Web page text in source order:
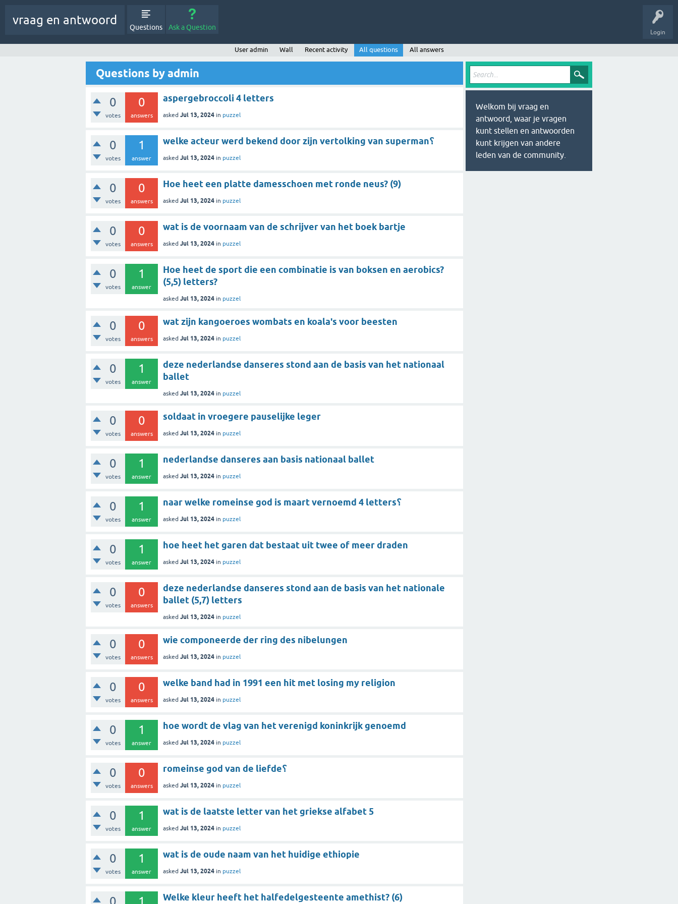
Login
vraag en antwoord
Questions Ask a Question
User admin Wall Recent activity All questions All answers
Questions by admin
0
votes
0
answers
aspergebroccoli 4 letters
asked Jul 13, 2024 in puzzel
0
votes
1
answer
welke acteur werd bekend door zijn vertolking van superman؟
asked Jul 13, 2024 in puzzel
0
votes
0
answers
Hoe heet een platte damesschoen met ronde neus? (9)
asked Jul 13, 2024 in puzzel
0
votes
0
answers
wat is de voornaam van de schrijver van het boek bartje
asked Jul 13, 2024 in puzzel
0
votes
1
answer
Hoe heet de sport die een combinatie is van boksen en aerobics?
(5,5) letters?
asked Jul 13, 2024 in puzzel
0
votes
0
answers
wat zijn kangoeroes wombats en koala's voor beesten
asked Jul 13, 2024 in puzzel
0
votes
1
answer
deze nederlandse danseres stond aan de basis van het nationaal
ballet
asked Jul 13, 2024 in puzzel
0
votes
0
answers
soldaat in vroegere pauselijke leger
asked Jul 13, 2024 in puzzel
0
votes
1
answer
nederlandse danseres aan basis nationaal ballet
asked Jul 13, 2024 in puzzel
0
votes
1
answer
naar welke romeinse god is maart vernoemd 4 letters؟
asked Jul 13, 2024 in puzzel
0
votes
1
answer
hoe heet het garen dat bestaat uit twee of meer draden
asked Jul 13, 2024 in puzzel
0
votes
0
answers
deze nederlandse danseres stond aan de basis van het nationale
ballet (5,7) letters
asked Jul 13, 2024 in puzzel
0
votes
0
answers
wie componeerde der ring des nibelungen
asked Jul 13, 2024 in puzzel
0
votes
0
answers
welke band had in 1991 een hit met losing my religion
asked Jul 13, 2024 in puzzel
0
votes
1
answer
hoe wordt de vlag van het verenigd koninkrijk genoemd
asked Jul 13, 2024 in puzzel
0
votes
0
answers
romeinse god van de liefde؟
asked Jul 13, 2024 in puzzel
0
votes
1
answer
wat is de laatste letter van het griekse alfabet 5
asked Jul 13, 2024 in puzzel
0
votes
1
answer
wat is de oude naam van het huidige ethiopie
asked Jul 13, 2024 in puzzel
0 1 Welke kleur heeft het halfedelgesteente amethist? (6)
Welkom bij vraag en
antwoord, waar je vragen
kunt stellen en antwoorden
kunt krijgen van andere
leden van de community.